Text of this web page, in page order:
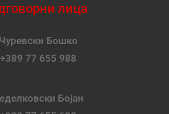
лица
Чуревски Бошко
+389 77 655 988
Бојан